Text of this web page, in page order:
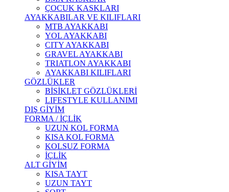
ÇOCUK KASKLARI
AYAKKABILAR VE KILIFLARI
MTB AYAKKABI
YOL AYAKKABI
CITY AYAKKABI
GRAVEL AYAKKABI
TRIATLON AYAKKABI
AYAKKABI KILIFLARI
GÖZLÜKLER
BİSİKLET GÖZLÜKLERİ
LIFESTYLE KULLANIMI
DIŞ GİYİM
FORMA / İÇLİK
UZUN KOL FORMA
KISA KOL FORMA
KOLSUZ FORMA
İÇLİK
ALT GİYİM
KISA TAYT
UZUN TAYT